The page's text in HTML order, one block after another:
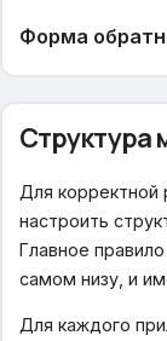
Форма
Как включить
Как изменить
Как
Как скрыть
Как добавить
Структура
Для
настроить
Главное
самом низу, и
Для каждого